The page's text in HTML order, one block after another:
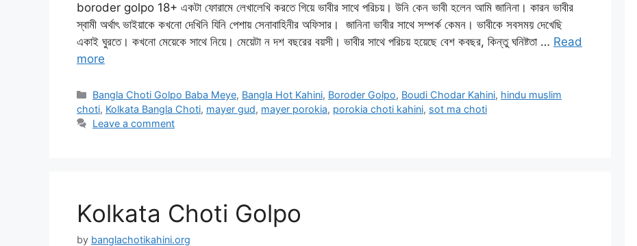
boroder golpo 18+ একটা ফোরামে লেখালেখি করতে গিয়ে ভাবীর সাথে পরিচয়। উনি কেন ভাবী হলেন আমি জানিনা। কারন ভাবীর
স্বামী অর্থাৎ ভাইয়াকে কখনো দেখিনি যিনি পেশায় সেনাবাহিনীর অফিসার। জানিনা ভাবীর সাথে সম্পর্ক কেমন। ভাবীকে সবসময় দেখেছি
একাই ঘুরতে। কখনো মেয়েকে সাথে নিয়ে। মেয়েটা ন দশ বছরের বয়সী। ভাবীর সাথে পরিচয় হয়েছে বেশ কবছর, কিন্তু ঘনিষ্টতা … Read
more
Categories
Bangla Choti Golpo Baba Meye, Bangla Hot Kahini, Boroder Golpo, Boudi Chodar Kahini, hindu muslim
choti, Kolkata Bangla Choti, mayer gud, mayer porokia, porokia choti kahini, sot ma choti
Leave a comment
Kolkata Choti Golpo
by banglachotikahini.org